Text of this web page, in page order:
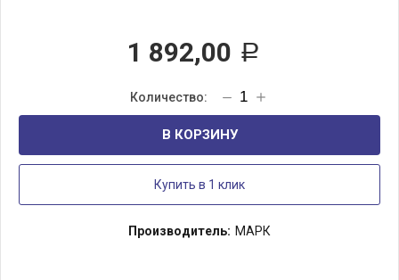
1 892,00 Р
В КОРЗИНУ
Купить в 1 клик
Производитель: МАРК